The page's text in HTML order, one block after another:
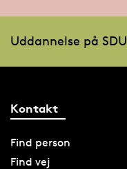
Uddannelse på SDU
Kontakt
Find person
Find vej